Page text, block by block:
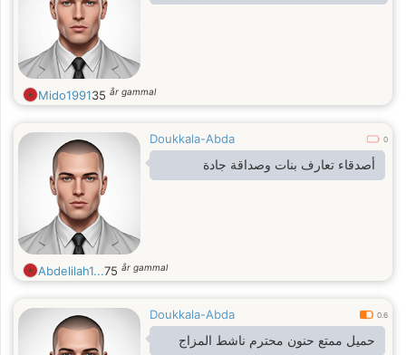
Mido199135 år gammal
Doukkala-Abda 0
أصدقاء تعارف بنات وصداقة جادة
Abdelilah1...75 år gammal
Doukkala-Abda 0.6
حميل ممتع حنون محترم ناشط المزاج